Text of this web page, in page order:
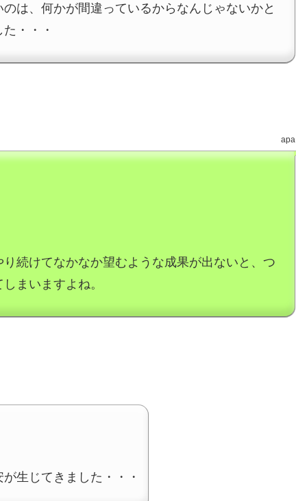
は、何かが間違っているからなんじゃないかと
・・・
apa
続けてなかなか望むような成果が出ないと、つ
まいますよね。
生じてきました・・・